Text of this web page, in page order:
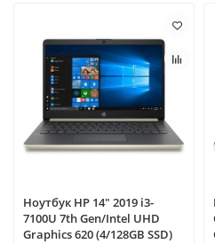
Ноутбук HP 14" 2019 i3-
7100U 7th Gen/Intel UHD
Graphics 620 (4/128GB SSD)